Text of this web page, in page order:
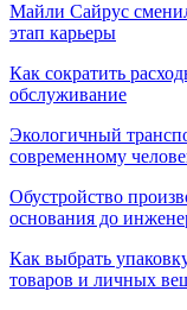
Майли Сайрус
этап карьеры
Как сократить
обслуживание
Экологичный
современному
Обустройство
основания до
Как выбрать
товаров и личных